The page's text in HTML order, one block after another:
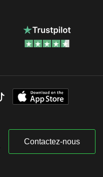
Contactez-nous